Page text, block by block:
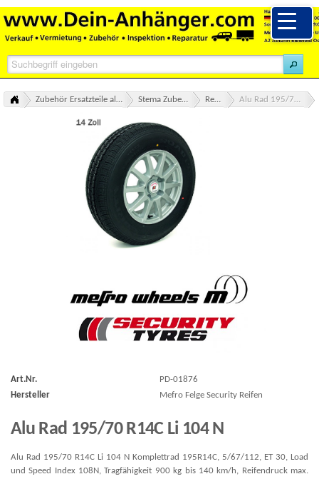
Art.Nr.
PD-01876
Hersteller
Mefro Felge Security Reifen
Alu Rad 195/70 R14C Li 104 N
Alu Rad 195/70 R14C Li 104 N Komplettrad 195R14C, 5/67/112, ET 30, Load
und Speed Index 108N, Tragfähigkeit 900 kg bis 140 km/h, Reifendruck max.